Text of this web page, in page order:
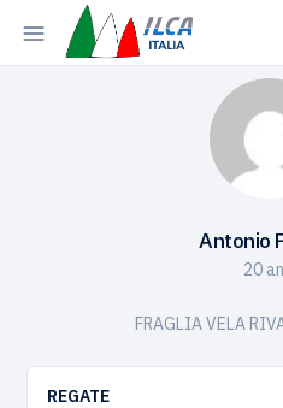
Antonio
20
FRAGLIA VELA
REGATE